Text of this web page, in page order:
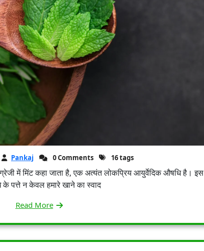
Pankaj 0 Comments 16 tags
में मिंट कहा जाता है, एक अत्यंत लोकप्रिय आयुर्वेदिक औषधि है। इस
के पत्ते न केवल हमारे खाने का स्वाद
Read More